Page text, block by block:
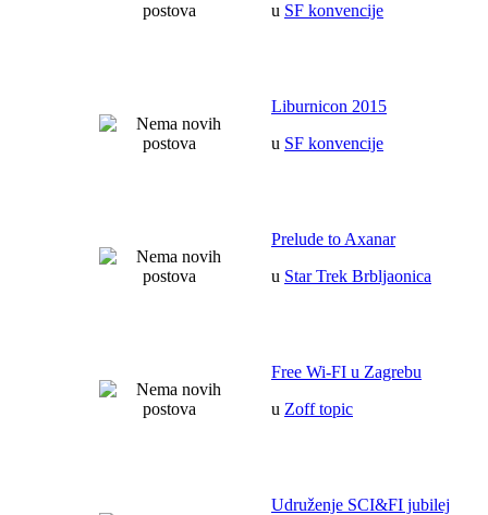
u SF konvencije
Liburnicon 2015
u SF konvencije
Prelude to Axanar
u Star Trek Brbljaonica
Free Wi-FI u Zagrebu
u Zoff topic
Udruženje SCI&FI jubilej